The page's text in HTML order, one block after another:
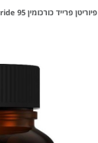
פיוריטן פרייד כורכומין 95 Puritan's Pride